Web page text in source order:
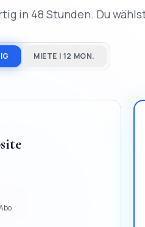
in 48 Stunden. Du
MIETE | 12 MON.